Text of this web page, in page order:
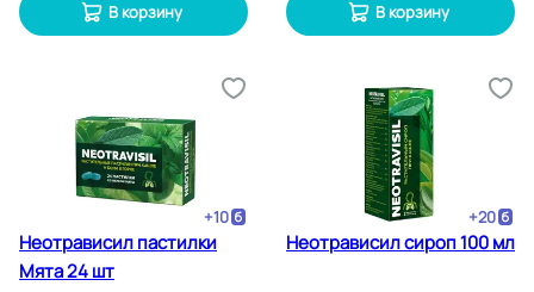
В корзину В корзину
+10
Неотрависил пастилки
Мята 24 шт
+20
Неотрависил сироп 100 мл